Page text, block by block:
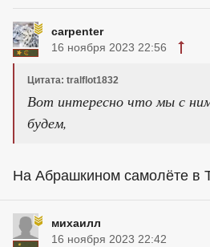
carpenter
16 ноября 2023 22:56
Цитата: tralflot1832
Вот интересно что мы с
будем,
На Абрашкином самолёте в
михаилл
16 ноября 2023 22:42